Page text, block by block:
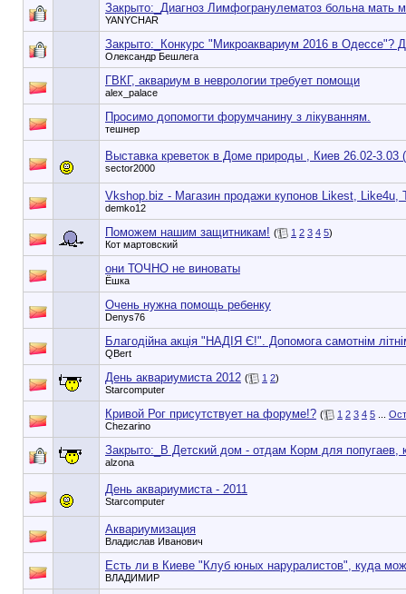
Закрыто:_ Диагноз Лимфогранулематоз больна мать
YANYCHAR
Закрыто:_ Конкурс "Микроаквариум 2016 в Одессе"?
Олександр Бешлега
ГВКГ, аквариум в неврологии требует помощи
alex_palace
Просимо допомогти форумчанину з лікуванням.
тешнер
Выставка креветок в Доме природы , Киев 26.02-3.03
sector2000
Vkshop.biz - Магазин продажи купонов Likest, Like4u,
demko12
Поможем нашим защитникам! ( 1 2 3 4 5)
Кот мартовский
они ТОЧНО не виноваты
Ёшка
Очень нужна помощь ребенку
Denys76
Благодійна акція "НАДІЯ Є!". Допомога самотнім
QBert
День аквариумиста 2012 ( 1 2)
Starcomputer
Кривой Рог присутствует на форуме!? ( 1 2 3 4 5
Chezarino
Закрыто:_ В Детский дом - отдам Корм для попугаев,
alzona
День аквариумиста - 2011
Starcomputer
Аквариумизация
Владислав Иванович
Есть ли в Киеве "Клуб юных наруралистов", куда
BЛАДИМИP